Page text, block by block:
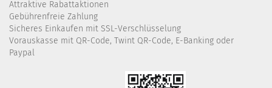
Attraktive Rabattaktionen
Gebührenfreie Zahlung
Sicheres Einkaufen mit SSL-Verschlüsselung
Vorauskasse mit QR-Code, Twint QR-Code, E-Banking oder
Paypal